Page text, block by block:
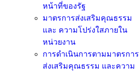
หน้าที่ของรัฐ
มาตรการส่งเสริมคุณธรรม
และ ความโปร่งใสภายใน
หน่วยงาน
การดำเนินการตามมาตรการ
ส่งเสริมคุณธรรม และความ